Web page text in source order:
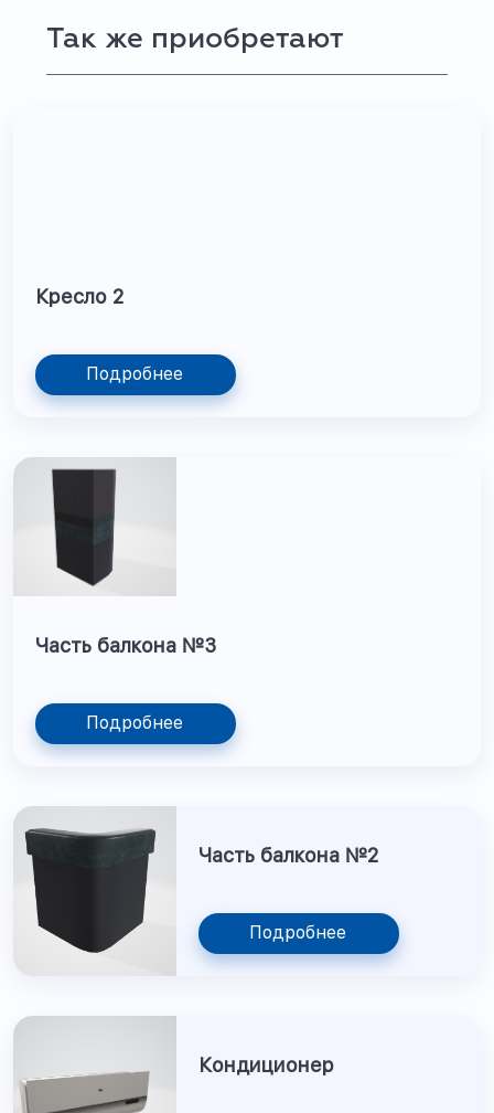
Так же приобретают
Кресло 2
Подробнее
Часть балкона №3
Подробнее
Часть балкона №2
Подробнее
Кондиционер